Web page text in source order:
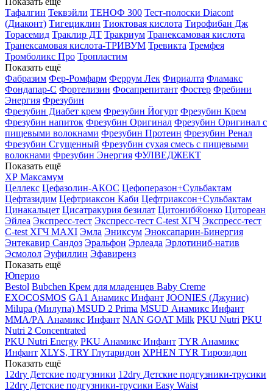
Тафалгин Теквэйли ТЕНОФ 300 Тест-полоски Diacont
(Диаконт) Тигециклин Тиоктовая кислота Тирофибан Дж
Торасемид Траклир ДТ Тракриум Транексамовая кислота
Транексамовая кислота-ТРИВУМ Тревикта Тремфея
Тромболикс Про Тропластим
Показать ещё
Фабразим Фер-Ромфарм Феррум Лек Фириалта Фламакс
Фондапар-С Фортелизин Фосапрепитант Фостер Фребини
Энергия Фрезубин
Фрезубин Диабет крем Фрезубин Йогурт Фрезубин Крем
Фрезубин напиток Фрезубин Оригинал Фрезубин Оригинал с
пищевыми волокнами Фрезубин Протеин Фрезубин Ренал
Фрезубин Сгущенный Фрезубин сухая смесь с пищевыми
волокнами Фрезубин Энергия ФУЛВЕДЖЕКТ
Показать ещё
ХР Максамум
Целлекс Цефазолин-АКОС Цефоперазон+Сульбактам
Цефтазидим Цефтриаксон Каби Цефтриаксон+Сульбактам
Цинакальцет Цисатракурия безилат Цитониб®онко Цитореан
Эйлеа Экспресс-тест Экспресс-тест C-test ХГЧ Экспресс-тест
C-test ХГЧ MAXI Эмла Эниксум Эноксапарин-Бинергия
Энтекавир Сандоз Эральфон Эрлеада Эрлотиниб-натив
Эсмолол Эуфиллин Эфавиренз
Показать ещё
Юперио
Bestol Bubchen Крем для младенцев Baby Creme
EXOCOSMOS GA1 Анамикс Инфант JOONIES (Джунис)
Milupa (Милупа) MSUD 2 Prima MSUD Анамикс Инфант
MМА/PА Анамикс Инфант NAN GOAT Milk PKU Nutri PKU
Nutri 2 Concentrated
PKU Nutri Energy PKU Анамикс Инфант TYR Анамикс
Инфант XLYS, TRY Глутаридон XPHEN TYR Тирозидон
Показать ещё
12dry Детские подгузники 12dry Детские подгузники-трусики
12dry Детские подгузники-трусики Easy Waist